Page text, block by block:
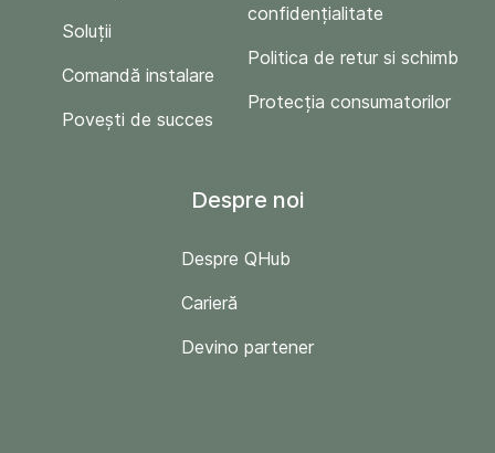
Soluții
Comandă instalare
Povești de succes
confidențialitate
Politica de retur si schimb
Protecția consumatorilor
Despre noi
Despre QHub
Carieră
Devino partener